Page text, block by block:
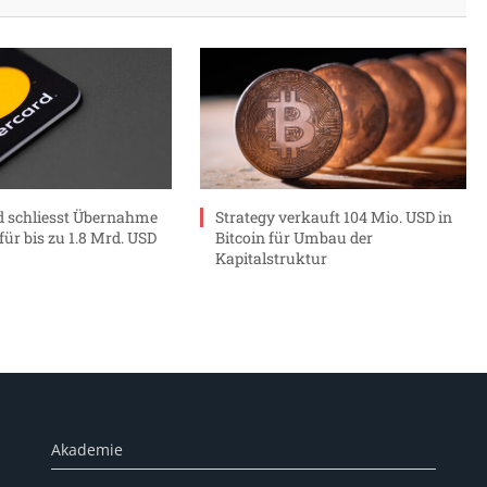
schliesst Übernahme
bis zu 1.8 Mrd. USD
Strategy verkauft 104 Mio. USD in
Bitcoin für Umbau der
Kapitalstruktur
Akademie